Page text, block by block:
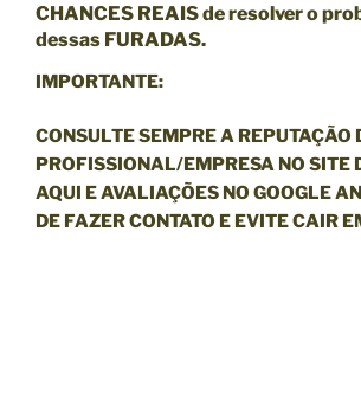
CHANCES REAIS de resolver o
dessas FURADAS.
IMPORTANTE:
CONSULTE SEMPRE A REPUTAÇÃO
PROFISSIONAL/EMPRESA NO SITE
AQUI E AVALIAÇÕES NO GOOGLE
DE FAZER CONTATO E EVITE CAIR